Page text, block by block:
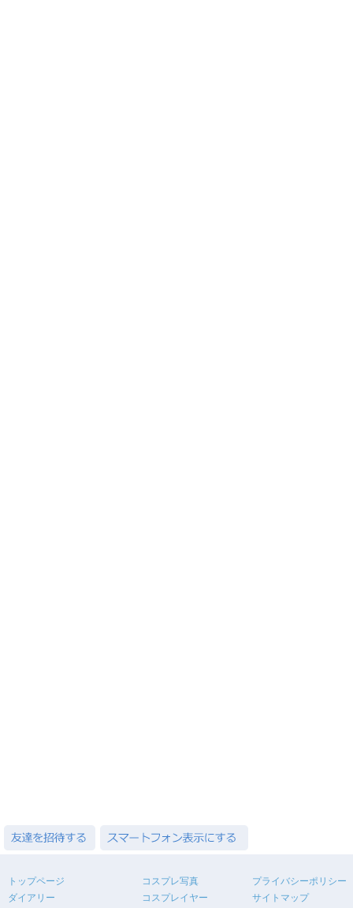
トップページ
ダイアリー
コスプレ写真
コスプレイヤー
プライバシーポリシー
サイトマップ